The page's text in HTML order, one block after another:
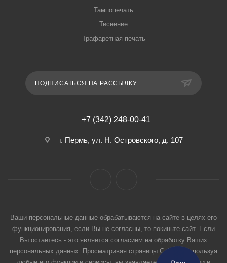
Тампопечать
Тиснение
Трафаретная печать
ПОДПИСАТЬСЯ НА РАССЫЛКУ
+7 (342) 248-00-41
г. Пермь, ул. Н. Островского, д. 107
Ваши персональные данные обрабатываются на сайте в целях его
функционирования, если Вы не согласны, то покиньте сайт. Если
Вы остаетесь - это является согласием на обработку Ваших
персональных данных. Просматривая страницы Сайта и используя